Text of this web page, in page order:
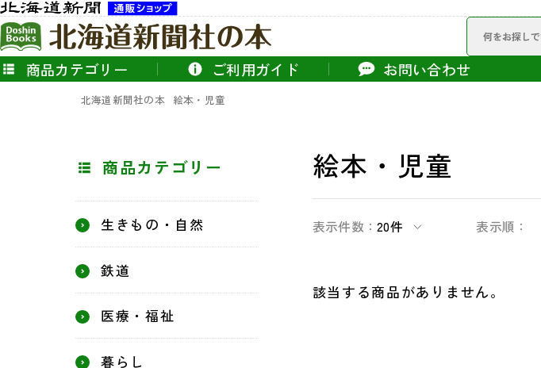
商品カテゴリー ご利用ガイド お問い合わせ
北海道新聞社の本 絵本・児童
商品カテゴリー
生きもの・自然
鉄道
医療・福祉
暮らし
絵本・児童
表示件数：20件 表示順：
該当する商品がありません。